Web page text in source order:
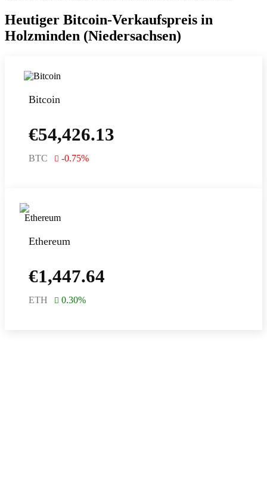
Heutiger Bitcoin-Verkaufspreis in
Holzminden (Niedersachsen)
Bitcoin
€54,426.13
BTC -0.75%
Ethereum
€1,447.64
ETH 0.30%